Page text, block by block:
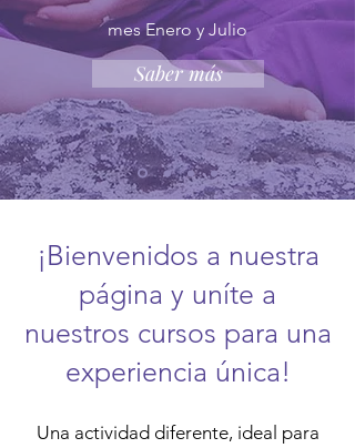
mes Enero y Julio
Saber más
¡Bienvenidos a nuestra
página y uníte a
nuestros cursos para una
experiencia única!
Una actividad diferente, ideal para